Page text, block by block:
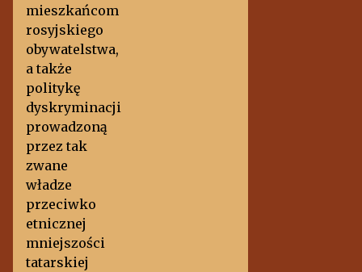
mieszkańcom
rosyjskiego
obywatelstwa,
a także
politykę
dyskryminacji
prowadzoną
przez tak
zwane
władze
przeciwko
etnicznej
mniejszości
tatarskiej